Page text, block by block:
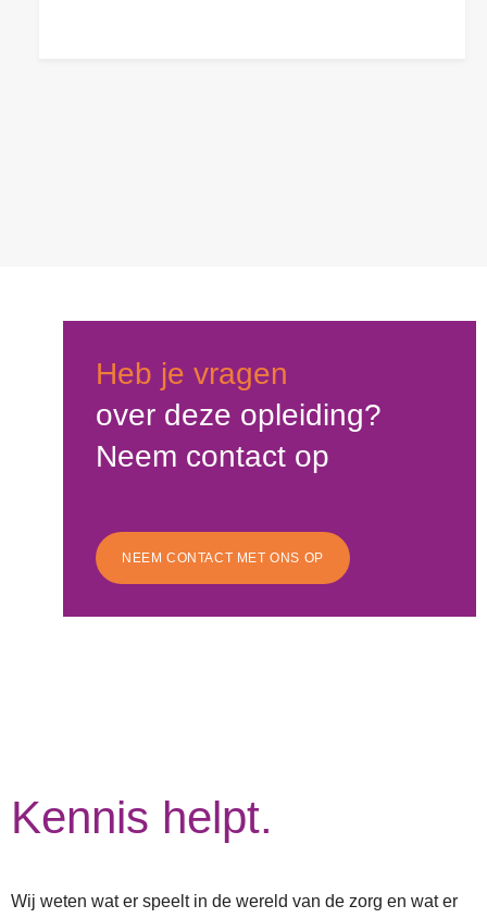
Heb je vragen
over deze opleiding?
Neem contact op
NEEM CONTACT MET ONS OP
Kennis helpt.
Wij weten wat er speelt in de wereld van de zorg en wat er